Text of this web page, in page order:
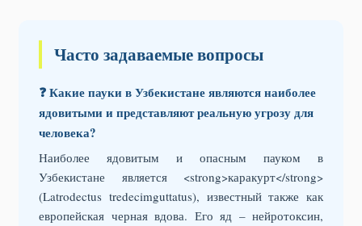
Часто задаваемые вопросы
❓ Какие пауки в Узбекистане являются наиболее
ядовитыми и представляют реальную угрозу для
человека?
Наиболее ядовитым и опасным пауком в
Узбекистане является <strong>каракурт</strong>
(Latrodectus tredecimguttatus), известный также как
европейская черная вдова. Его яд – нейротоксин,